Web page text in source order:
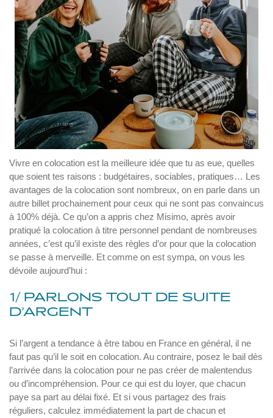
Vivre en colocation est la meilleure idée que tu as eue, quelles
que soient tes raisons : budgétaires, sociables, pratiques… Les
avantages de la colocation sont nombreux, on en parle dans un
autre billet prochainement pour ceux qui ne sont pas convaincus
à 100% déjà. Ce qu’on a appris chez Misimo, après avoir
pratiqué la colocation à titre personnel pendant de nombreuses
années, c’est qu’il existe des règles d’or pour que la colocation
se passe à merveille. Et comme on est sympa, on vous les
dévoile aujourd’hui :
1/ PARLONS TOUT DE SUITE
D’ARGENT
Si l’argent a tendance à être tabou en France en général, il ne
faut pas qu’il le soit en colocation. Au contraire, posez le bail dès
l’arrivée dans la colocation pour ne pas créer de malentendus
ou d’incompréhension. Pour ce qui est du loyer, que chacun
paye sa part au délai fixé. Et si vous partagez des frais
réguliers, calculez immédiatement la part de chacun et